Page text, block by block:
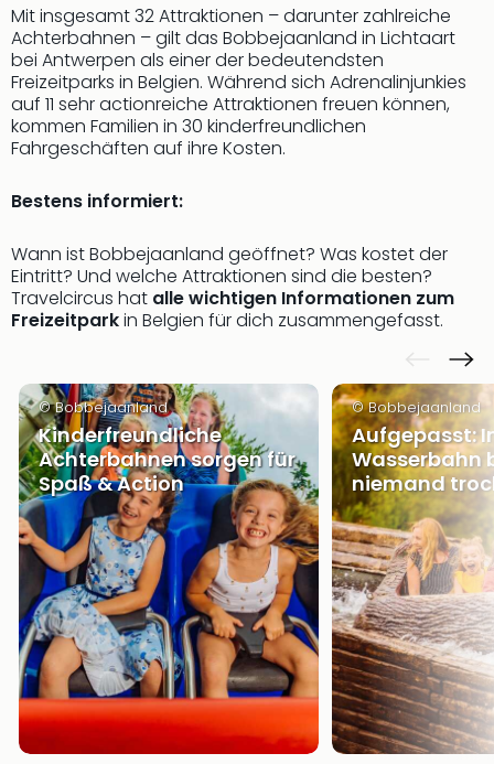
&
alle
&
Zoo
Park
Zoo
Mit insgesamt 32 Attraktionen – darunter zahlreiche
Achterbahnen – gilt das Bobbejaanland in Lichtaart
bei Antwerpen als einer der bedeutendsten
Freizeitparks in Belgien. Während sich Adrenalinjunkies
auf 11 sehr actionreiche Attraktionen freuen können,
kommen Familien in 30 kinderfreundlichen
Fahrgeschäften auf ihre Kosten.
Bestens informiert:
Wann ist Bobbejaanland geöffnet? Was kostet der
Eintritt? Und welche Attraktionen sind die besten?
Travelcircus hat alle wichtigen Informationen zum
Freizeitparkin Belgien für dich zusammengefasst.
© Bobbejaanland
Kinderfreundliche
Achterbahnen sorgen für
Spaß & Action
© Bobbejaanland
Aufgepasst:
Wasserbahn
niemand